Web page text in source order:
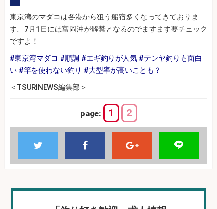
東京湾のマダコは各港から狙う船宿多くなってきておりま
す。7月1日には富岡沖が解禁となるのでますます要チェック
ですよ！
#東京湾マダコ #順調 #エギ釣りが人気 #テンヤ釣りも面白
い #竿を使わない釣り #大型率が高いことも？
＜TSURINEWS編集部＞
page: 1 2